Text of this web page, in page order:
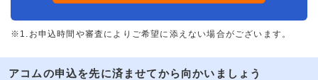
※1.お申込時間や審査によりご希望に添えない場合がございます。
アコムの申込を先に済ませてから向かいましょう